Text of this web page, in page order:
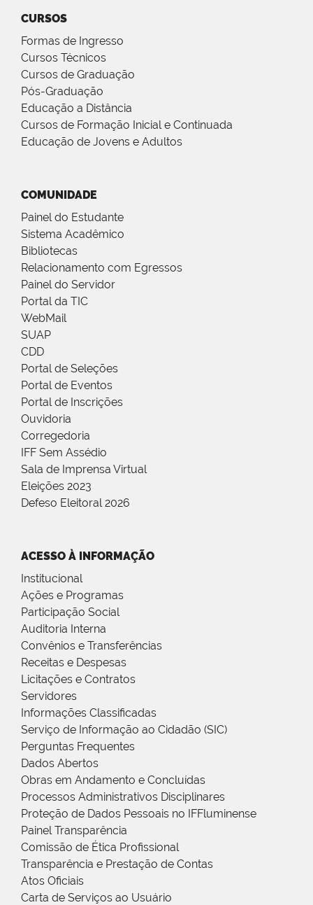
CURSOS
Formas de Ingresso
Cursos Técnicos
Cursos de Graduação
Pós-Graduação
Educação a Distância
Cursos de Formação Inicial e Continuada
Educação de Jovens e Adultos
COMUNIDADE
Painel do Estudante
Sistema Acadêmico
Bibliotecas
Relacionamento com Egressos
Painel do Servidor
Portal da TIC
WebMail
SUAP
CDD
Portal de Seleções
Portal de Eventos
Portal de Inscrições
Ouvidoria
Corregedoria
IFF Sem Assédio
Sala de Imprensa Virtual
Eleições 2023
Defeso Eleitoral 2026
ACESSO À INFORMAÇÃO
Institucional
Ações e Programas
Participação Social
Auditoria Interna
Convênios e Transferências
Receitas e Despesas
Licitações e Contratos
Servidores
Informações Classificadas
Serviço de Informação ao Cidadão (SIC)
Perguntas Frequentes
Dados Abertos
Obras em Andamento e Concluídas
Processos Administrativos Disciplinares
Proteção de Dados Pessoais no IFFluminense
Painel Transparência
Comissão de Ética Profissional
Transparência e Prestação de Contas
Atos Oficiais
Carta de Serviços ao Usuário